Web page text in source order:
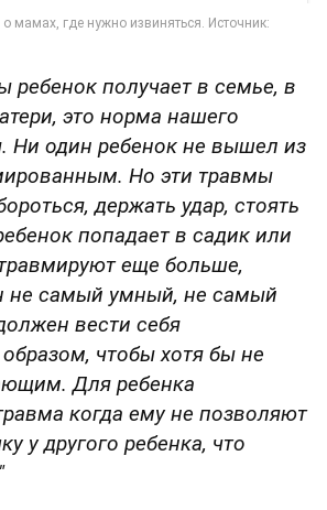
ребенок получает в семье, в
это норма нашего
Ни один ребенок не вышел из
Но эти травмы
держать удар, стоять
попадает в садик или
еще больше,
не самый умный, не самый
вести себя
чтобы хотя бы не
Для ребенка
когда ему не позволяют
у другого ребенка, что